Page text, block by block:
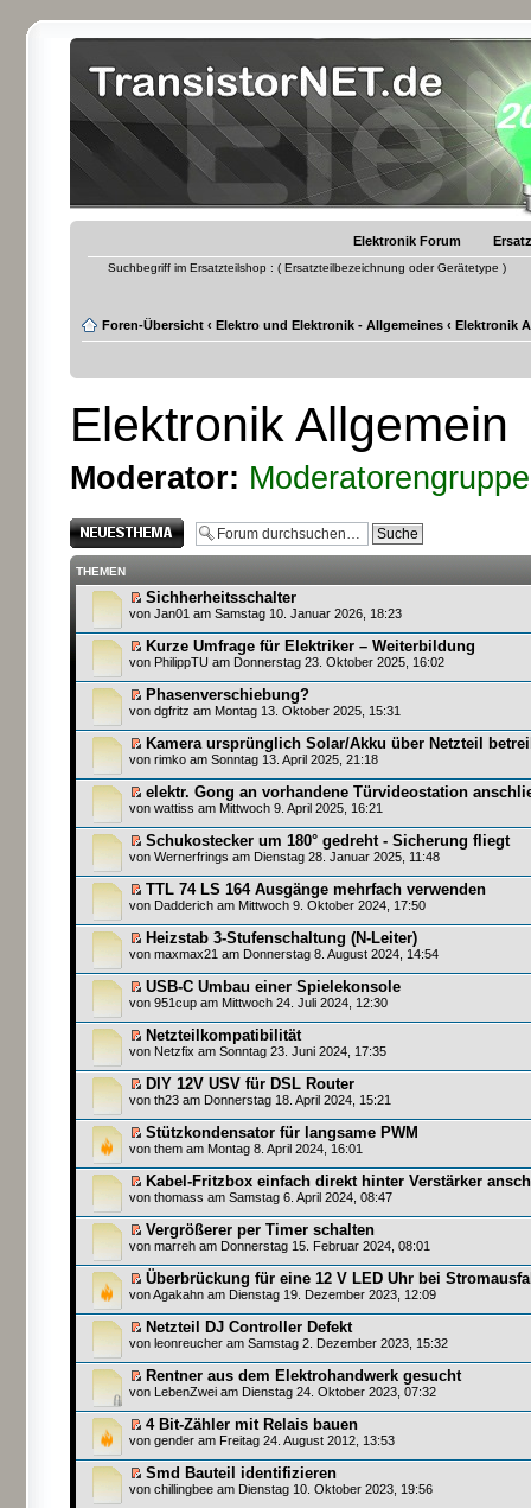
Elektronik Forum
Suchbegriff im Ersatzteilshop : ( Ersatzteilbezeichnung oder Gerätetype )
Foren-Übersicht ‹ Elektro und Elektronik - Allgemeines ‹ Elektronik
Elektronik Allgemein
Moderator: Moderatorengruppe
Neues Thema
erstellen
THEMEN
Sichherheitsschalter
von Jan01 am Samstag 10. Januar 2026, 18:23
Kurze Umfrage für Elektriker – Weiterbildung
von PhilippTU am Donnerstag 23. Oktober 2025, 16:02
Phasenverschiebung?
von dgfritz am Montag 13. Oktober 2025, 15:31
Kamera ursprünglich Solar/Akku über Netzteil
von rimko am Sonntag 13. April 2025, 21:18
elektr. Gong an vorhandene Türvideostation
von wattiss am Mittwoch 9. April 2025, 16:21
Schukostecker um 180° gedreht - Sicherung fliegt
von Wernerfrings am Dienstag 28. Januar 2025, 11:48
TTL 74 LS 164 Ausgänge mehrfach verwenden
von Dadderich am Mittwoch 9. Oktober 2024, 17:50
Heizstab 3-Stufenschaltung (N-Leiter)
von maxmax21 am Donnerstag 8. August 2024, 14:54
USB-C Umbau einer Spielekonsole
von 951cup am Mittwoch 24. Juli 2024, 12:30
Netzteilkompatibilität
von Netzfix am Sonntag 23. Juni 2024, 17:35
DIY 12V USV für DSL Router
von th23 am Donnerstag 18. April 2024, 15:21
Stützkondensator für langsame PWM
von them am Montag 8. April 2024, 16:01
Kabel-Fritzbox einfach direkt hinter Verstärker
von thomass am Samstag 6. April 2024, 08:47
Vergrößerer per Timer schalten
von marreh am Donnerstag 15. Februar 2024, 08:01
Überbrückung für eine 12 V LED Uhr bei
vonAgakahn am Dienstag 19. Dezember 2023, 12:09
Netzteil DJ Controller Defekt
von leonreucher am Samstag 2. Dezember 2023, 15:32
Rentner aus dem Elektrohandwerk gesucht
von LebenZwei am Dienstag 24. Oktober 2023, 07:32
4 Bit-Zähler mit Relais bauen
von gender am Freitag 24. August 2012, 13:53
Smd Bauteil identifizieren
von chillingbee am Dienstag 10. Oktober 2023, 19:56